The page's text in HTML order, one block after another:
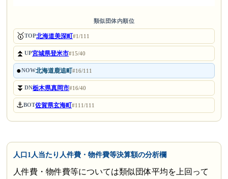
類似団体内順位
🥇TOP北海道美深町#1/111
⏫UP宮城県登米市#15/40
●NOW北海道鹿追町#16/111
⏬DN栃木県真岡市#16/40
⚓BOT佐賀県玄海町#111/111
人口1人当たり人件費・物件費等決算額の分析欄
人件費・物件費等については類似団体平均を上回って